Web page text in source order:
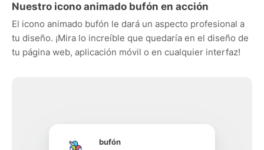
Nuestro icono animado bufón en acción
El icono animado bufón le dará un aspecto profesional a
tu diseño. ¡Mira lo increíble que quedaría en el diseño de
tu página web, aplicación móvil o en cualquier interfaz!
bufón